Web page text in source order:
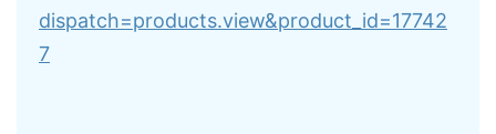
dispatch=products.view&product_id=17742
7